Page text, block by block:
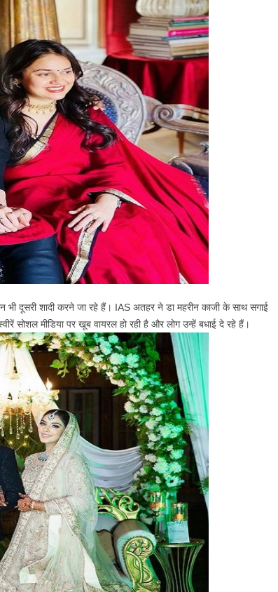
भी दूसरी शादी करने जा रहे हैं। IAS अतहर ने डा महरीन काजी के साथ सगाई
सोशल मीडिया पर खूब वायरल हो रही है और लोग उन्हें बधाई दे रहे हैं।